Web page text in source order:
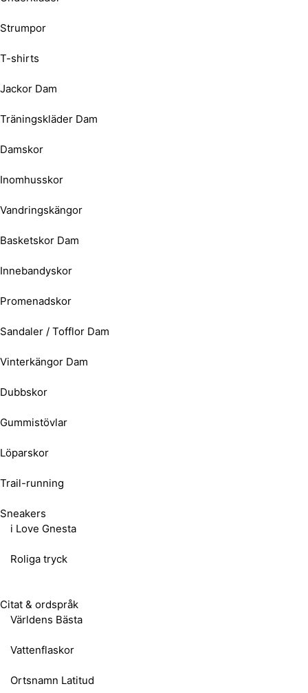
Strumpor
T-shirts
Jackor Dam
Träningskläder Dam
Damskor
Inomhusskor
Vandringskängor
Basketskor Dam
Innebandyskor
Promenadskor
Sandaler / Tofflor Dam
Vinterkängor Dam
Dubbskor
Gummistövlar
Löparskor
Trail-running
Sneakers
i Love Gnesta
Roliga tryck
Citat & ordspråk
Världens Bästa
Vattenflaskor
Ortsnamn Latitud